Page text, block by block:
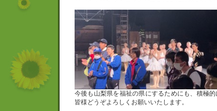
今後も山梨県を福祉の県にするためにも、積極
皆様どうぞよろしくお願いいたします。